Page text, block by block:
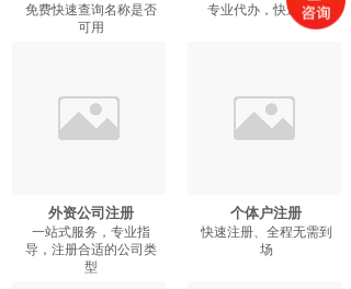
免费快速查询名称是否
可用
专业代办，快速拿证
外资公司注册
一站式服务，专业指
导，注册合适的公司类
型
个体户注册
快速注册、全程无需到
场